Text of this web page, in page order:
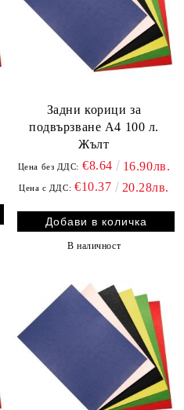
Задни корици за
подвързване A4 100 л.
Жълт
Цена без ДДС: €8.64 16.90лв.
Цена с ДДС: €10.37 20.28лв.
В наличност